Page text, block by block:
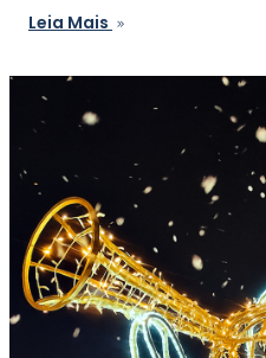
Leia Mais